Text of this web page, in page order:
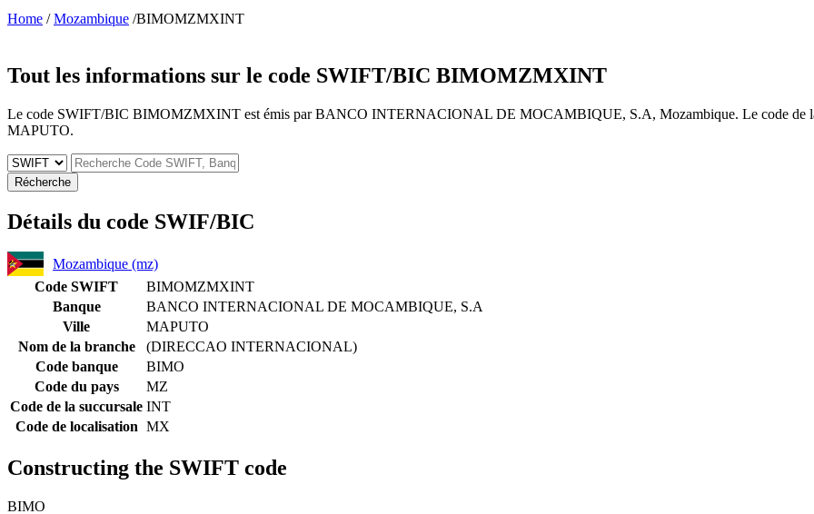
Home /Mozambique /BIMOMZMXINT
Tout les informations sur le code SWIFT/BIC BIMOMZMXINT
Le code SWIFT/BIC BIMOMZMXINT est émis par BANCO INTERNACIONAL DE MOCAMBIQUE, S.A, Mozambique. Le code de la
MAPUTO.
Récherche
Détails du code SWIF/BIC
Mozambique (mz)
Code SWIFT
BIMOMZMXINT
Banque
BANCO INTERNACIONAL DE MOCAMBIQUE, S.A
Ville
MAPUTO
Nom de la branche
(DIRECCAO INTERNACIONAL)
Code banque
BIMO
Code du pays
MZ
Code de la succursale INT
Code de localisation MX
Constructing the SWIFT code
BIMO